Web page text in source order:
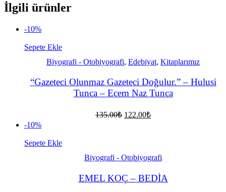
İlgili ürünler
-10%
Sepete Ekle
Biyografi - Otobiyografi, Edebiyat, Kitaplarımız
“Gazeteci Olunmaz Gazeteci Doğulur.” – Hulusi
Tunca – Ecem Naz Tunca
135.00₺ Orijinal
122.00₺Şu
-10%
Sepete Ekle
Biyografi - Otobiyografi
EMEL KOÇ – BEDİA